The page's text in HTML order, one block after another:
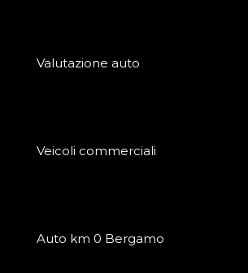
Valutazione auto
Veicoli commerciali
Auto km 0 Bergamo